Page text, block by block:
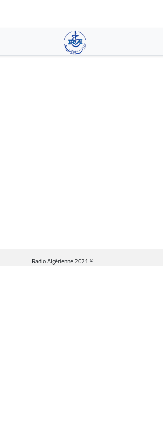
© Radio Algérienne 2021